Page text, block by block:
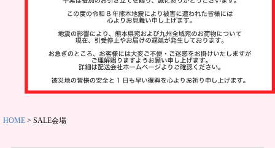
ット
ンプ
HOME SALE会場